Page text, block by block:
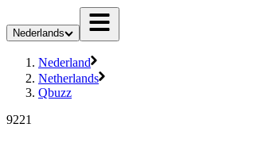
Nederlands
Nederland
Netherlands
Qbuzz
9221